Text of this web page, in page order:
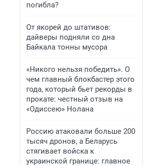
погибла?
От якорей до штативов:
дайверы подняли со дна
Байкала тонны мусора
«Никого нельзя победить». О
чем главный блокбастер этого
года, который бьет рекорды в
прокате: честный отзыв на
«Одиссею» Нолана
Россию атаковали больше 200
тысяч дронов, а Беларусь
стягивает войска к
украинской границе: главное